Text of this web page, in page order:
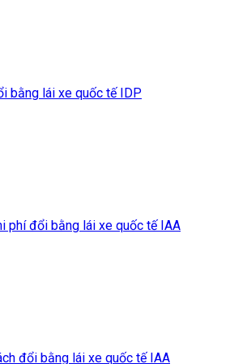
bằng lái xe quốc tế IDP
phí đổi bằng lái xe quốc tế IAA
đổi bằng lái xe quốc tế IAA